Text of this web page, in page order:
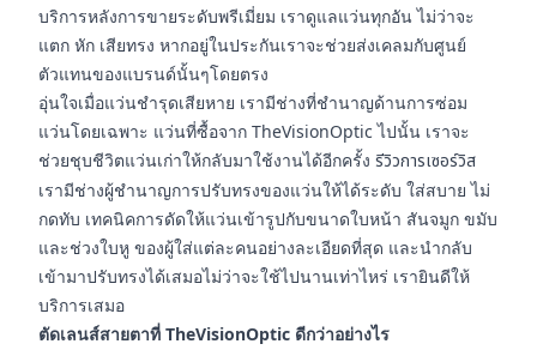
บริการหลังการขายระดับพรีเมี่ยม เราดูแลแว่นทุกอัน ไม่ว่าจะ
แตก หัก เสียทรง หากอยู่ในประกันเราจะช่วยส่งเคลมกับศูนย์
ตัวแทนของแบรนด์นั้นๆโดยตรง
อุ่นใจเมื่อแว่นชำรุดเสียหาย เรามีช่างที่ชำนาญด้านการซ่อม
แว่นโดยเฉพาะ แว่นที่ซื้อจาก TheVisionOptic ไปนั้น เราจะ
ช่วยชุบชีวิตแว่นเก่าให้กลับมาใช้งานได้อีกครั้ง รีวิวการเซอร์วิส
เรามีช่างผู้ชำนาญการปรับทรงของแว่นให้ได้ระดับ ใส่สบาย ไม่
กดทับ เทคนิคการดัดให้แว่นเข้ารูปกับขนาดใบหน้า สันจมูก ขมับ
และช่วงใบหู ของผู้ใส่แต่ละคนอย่างละเอียดที่สุด และนำกลับ
เข้ามาปรับทรงได้เสมอไม่ว่าจะใช้ไปนานเท่าไหร่ เรายินดีให้
บริการเสมอ
ตัดเลนส์สายตาที่ TheVisionOptic ดีกว่าอย่างไร